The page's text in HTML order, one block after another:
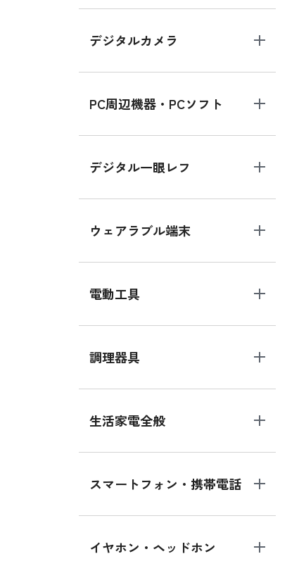
デジタルカメラ
PC周辺機器・PCソフト
デジタル一眼レフ
ウェアラブル端末
電動工具
調理器具
生活家電全般
スマートフォン・携帯電話
イヤホン・ヘッドホン